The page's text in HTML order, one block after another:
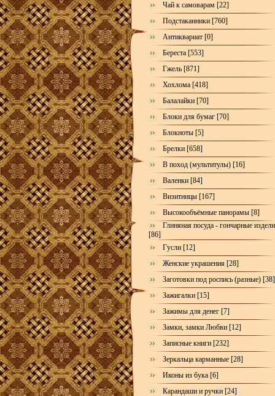
Чай к самоварам [22]
Подстаканники [760]
Антиквариат [0]
Береста [553]
Гжель [871]
Хохлома [418]
Балалайки [70]
Блоки для бумаг [70]
Блокноты [5]
Брелки [658]
В поход (мультитулы) [16]
Валенки [84]
Визитницы [167]
Высокообъёмные панорамы [8]
Глиняная посуда - гончарные
[86]
Гусли [12]
Женские украшения [28]
Заготовки под роспись (разные) [38]
Зажигалки [15]
Зажимы для денег [7]
Замки, замки Любви [12]
Записные книги [232]
Зеркальца карманные [28]
Иконы из бука [6]
Карандаши и ручки [24]